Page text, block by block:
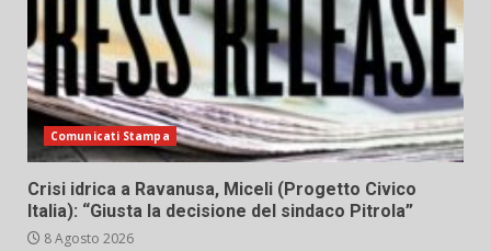
Comunicati Stampa
Crisi idrica a Ravanusa, Miceli (Progetto Civico
Italia): “Giusta la decisione del sindaco Pitrola”
8 Agosto 2026